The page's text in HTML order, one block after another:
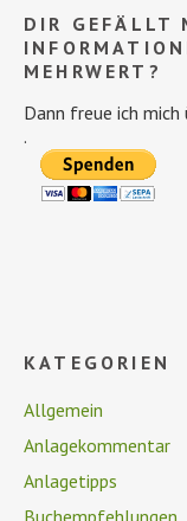
DIR GEFÄLLT
MEHRWERT?
Dann freue ich mich
.
KATEGORIEN
Allgemein
Anlagekommentar
Anlagetipps
Buchempfehlungen